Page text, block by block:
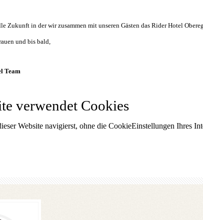
Zukunft in der wir zusammen mit unseren Gästen das Rider Hotel
und bis bald,
Team
verwendet Cookies
Website navigierst, ohne die CookieEinstellungen Ihres